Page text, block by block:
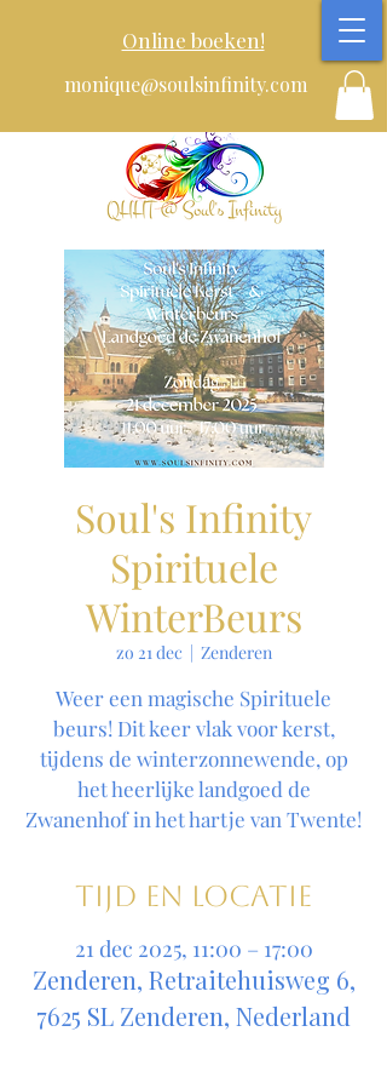
Online boeken!
monique@soulsinfinity.com
Soul's Infinity
Spirituele
WinterBeurs
zo 21 dec
  |
Zenderen
Weer een magische Spirituele
beurs! Dit keer vlak voor kerst,
tijdens de winterzonnewende, op
het heerlijke landgoed de
Zwanenhof in het hartje van Twente!
Tijd en locatie
21 dec 2025, 11:00 – 17:00
Zenderen, Retraitehuisweg 6,
7625 SL Zenderen, Nederland